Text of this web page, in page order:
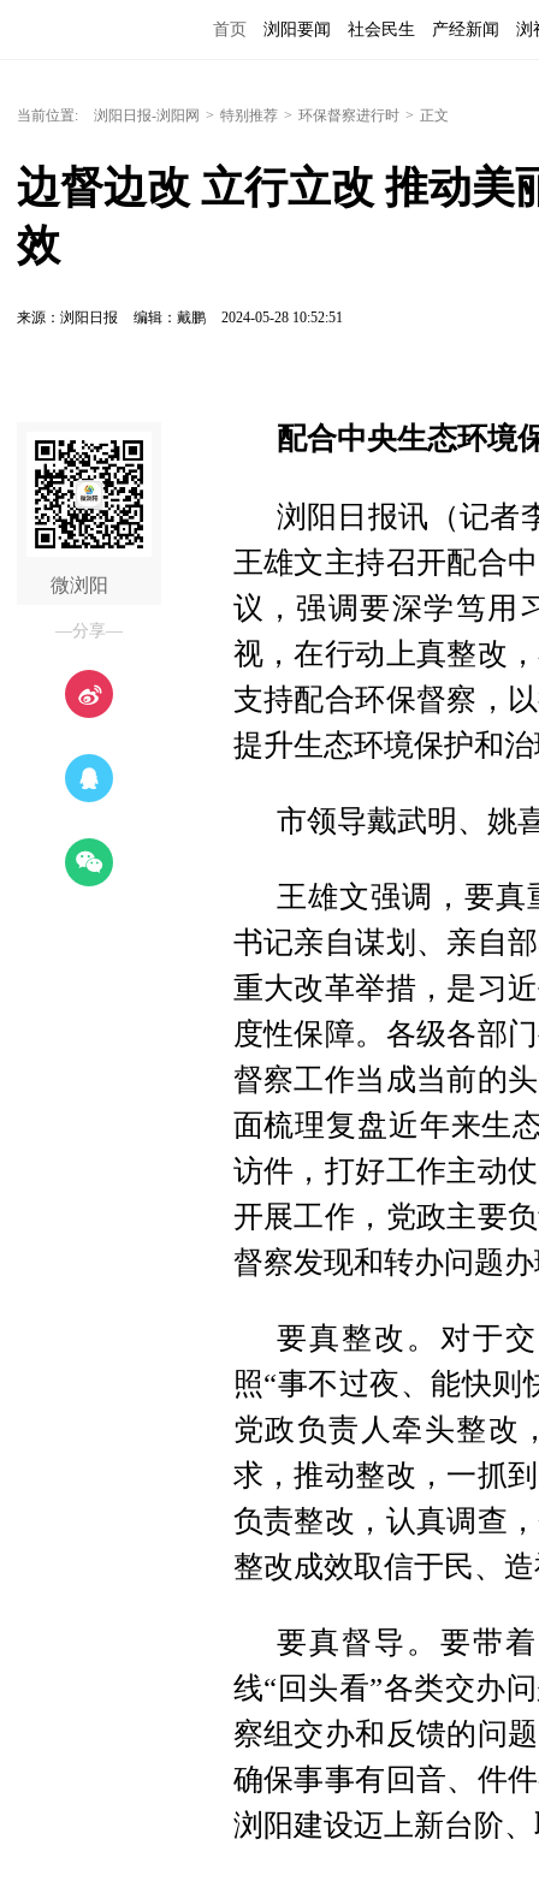
首页 浏阳要闻 社会民生 产经新闻 浏
当前位置: 浏阳日报-浏阳网 > 特别推荐 > 环保督察进行时 > 正文
边督边改 立行立改 推动美
效
来源：浏阳日报 编辑：戴鹏 2024-05-28 10:52:51
微浏阳
—分享—
配合中央生态环境
浏阳日报讯（记者
王雄文主持召开配合
议，强调要深学笃用
视，在行动上真整改
支持配合环保督察，
提升生态环境保护和
市领导戴武明、姚
王雄文强调，要
书记亲自谋划、亲自
重大改革举措，是习
度性保障。各级各部
督察工作当成当前的
面梳理复盘近年来生
访件，打好工作主动
开展工作，党政主要
督察发现和转办问题
要真整改。对于
照“事不过夜、能快则
党政负责人牵头整改
求，推动整改，一抓
负责整改，认真调查
整改成效取信于民、
要真督导。要带
线“回头看”各类交办
察组交办和反馈的问
确保事事有回音、件
浏阳建设迈上新台阶